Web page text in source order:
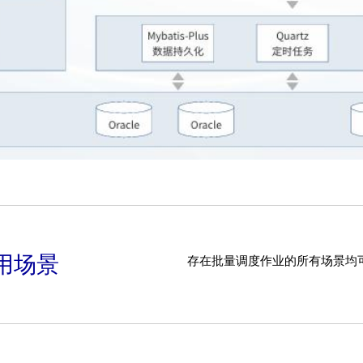
场景 存在批量调度作业的所有场景均